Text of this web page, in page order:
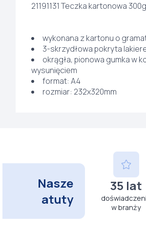
21191131 Teczka kartonowa
wykonana z kartonu o
3-skrzydłowa pokryta
okrągła, pionowa gumka w
wysunięciem
format: A4
rozmiar: 232x320mm
Nasze
atuty
35 lat
w branży